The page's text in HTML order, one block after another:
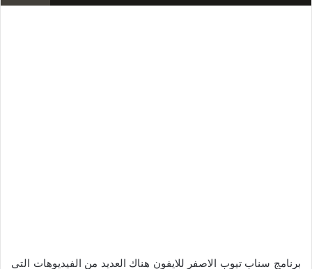
برنامج سناب تيوب الاصفر للايفون هناك العديد من الفيديوهات التي